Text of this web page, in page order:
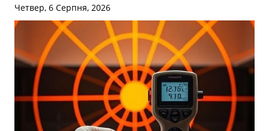
Четвер, 6 Серпня, 2026